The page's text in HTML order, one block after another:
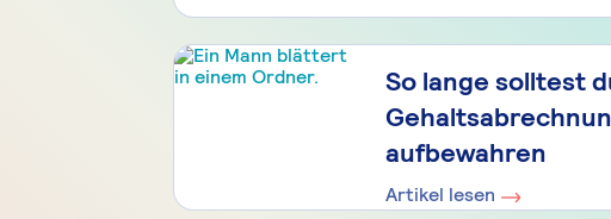
So lange solltest
aufbewahren
Artikel lesen